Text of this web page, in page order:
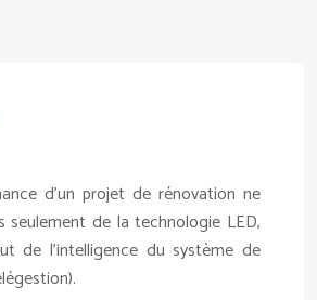
d’un projet de rénovation ne
seulement de la technologie LED,
de l’intelligence du système de